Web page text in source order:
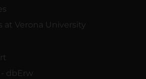
at Verona University
dbErw